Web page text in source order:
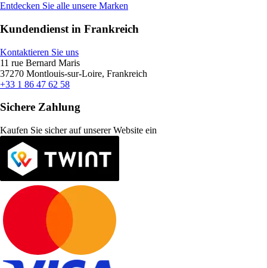
Entdecken Sie alle unsere Marken
Kundendienst in Frankreich
Kontaktieren Sie uns
11 rue Bernard Maris
37270 Montlouis-sur-Loire, Frankreich
+33 1 86 47 62 58
Sichere Zahlung
Kaufen Sie sicher auf unserer Website ein